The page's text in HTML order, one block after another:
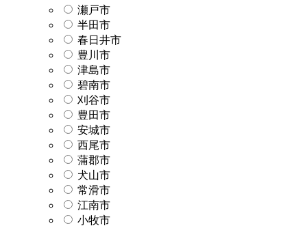
瀬戸市
半田市
春日井市
豊川市
津島市
碧南市
刈谷市
豊田市
安城市
西尾市
蒲郡市
犬山市
常滑市
江南市
小牧市